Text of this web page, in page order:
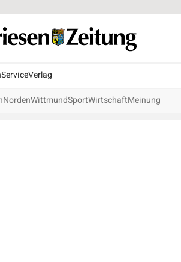
ServiceVerlag
NordenWittmundSportWirtschaftMeinung